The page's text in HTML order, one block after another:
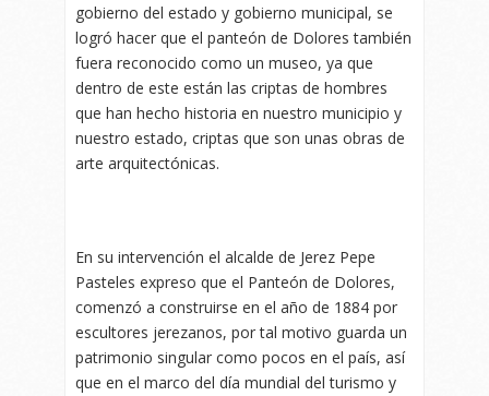
gobierno del estado y gobierno municipal, se
logró hacer que el panteón de Dolores también
fuera reconocido como un museo, ya que
dentro de este están las criptas de hombres
que han hecho historia en nuestro municipio y
nuestro estado, criptas que son unas obras de
arte arquitectónicas.
En su intervención el alcalde de Jerez Pepe
Pasteles expreso que el Panteón de Dolores,
comenzó a construirse en el año de 1884 por
escultores jerezanos, por tal motivo guarda un
patrimonio singular como pocos en el país, así
que en el marco del día mundial del turismo y